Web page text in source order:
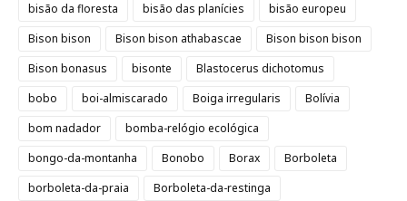
bisão da floresta
bisão das planícies
bisão europeu
Bison bison
Bison bison athabascae
Bison bison bison
Bison bonasus
bisonte
Blastocerus dichotomus
bobo
boi-almiscarado Boiga irregularis
Bolívia
bom nadador
bomba-relógio ecológica
bongo-da-montanha
Bonobo Borax
Borboleta
borboleta-da-praia
Borboleta-da-restinga